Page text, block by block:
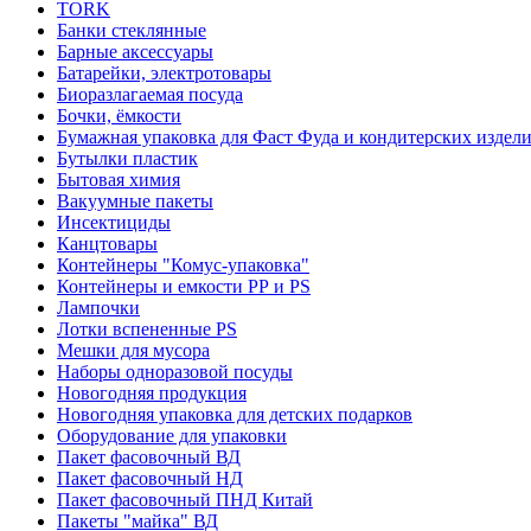
TORK
Банки стеклянные
Барные аксессуары
Батарейки, электротовары
Биоразлагаемая посуда
Бочки, ёмкости
Бумажная упаковка для Фаст Фуда и кондитерских
Бутылки пластик
Бытовая химия
Вакуумные пакеты
Инсектициды
Канцтовары
Контейнеры "Комус-упаковка"
Контейнеры и емкости РР и PS
Лампочки
Лотки вспененные PS
Мешки для мусора
Наборы одноразовой посуды
Новогодняя продукция
Новогодняя упаковка для детских подарков
Оборудование для упаковки
Пакет фасовочный ВД
Пакет фасовочный НД
Пакет фасовочный ПНД Китай
Пакеты "майка" ВД